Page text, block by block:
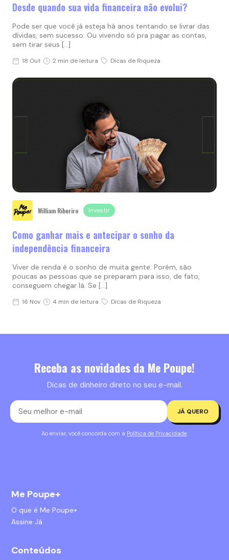
Desde quando sua vida financeira não evolui?
Pode ser que você já esteja há anos tentando se livrar das
dívidas, sem sucesso. Ou vivendo só pra pagar as contas,
sem tirar seus […]
18 Out 2 min de leitura Dicas de Riqueza
William Riberiro Investir
Como ganhar mais e antecipar o sonho da
independência financeira
Viver de renda é o sonho de muita gente. Porém, são
poucas as pessoas que se preparam para isso, de fato,
conseguem chegar lá. Se […]
16 Nov 4 min de leitura Dicas de Riqueza
Receba as novidades da Me Poupe!
Dicas de dinheiro direto no seu e-mail.
JÁ QUERO
Ao enviar, você concorda com a Política de Privacidade.
Me Poupe+
O que é Me Poupe+
Assine Já
Conteúdos